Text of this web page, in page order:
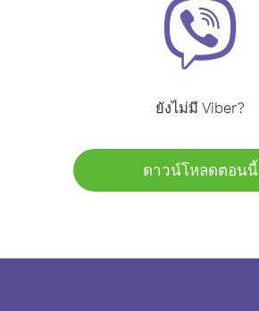
ยังไม่มี Viber?
ดาวน์โหลดตอนนี้